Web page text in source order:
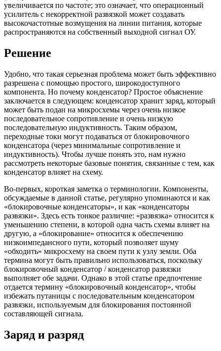
увеличивается по частоте; это означает, что операционный
усилитель с некорректной развязкой может создавать
высокочастотные возмущения на линии питания, которые
распространяются на собственный выходной сигнал ОУ.
Решение
Удобно, что такая серьезная проблема может быть эффективно
разрешена с помощью простого, широкодоступного
компонента. Но почему конденсатор? Простое объяснение
заключается в следующем: конденсатор хранит заряд, который
может быть подан на микросхемы через очень низкое
последовательное сопротивление и очень низкую
последовательную индуктивность. Таким образом,
переходные токи могут подаваться от блокировочного
конденсатора (через минимальные сопротивление и
индуктивность). Чтобы лучше понять это, нам нужно
рассмотреть некоторые базовые понятия, связанные с тем, как
конденсатор влияет на схему.
Во-первых, короткая заметка о терминологии. Компоненты,
обсуждаемые в данной статье, регулярно упоминаются и как
«блокировочные конденсаторы», и как «конденсаторы
развязки». Здесь есть тонкое различие: «развязка» относится к
уменьшению степени, в которой одна часть схемы влияет на
другую, а «блокирование» относится к обеспечению
низкоимпедансного пути, который позволяет шуму
«обходить» микросхему на своем пути к узлу земли. Оба
термина могут быть правильно использоваться, поскольку
блокировочный конденсатор / конденсатор развязки
выполняет обе задачи. Однако в этой статье предпочтение
отдается термину «блокировочный конденсатор», чтобы
избежать путаницы с последовательным конденсатором
развязки, используемым для блокирования постоянной
составляющей сигнала.
Заряд и разряд